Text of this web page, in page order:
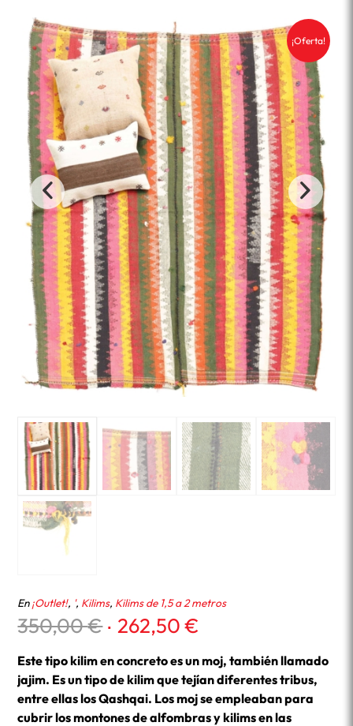
¡Oferta!
En¡Outlet!, ', Kilims, Kilims de 1,5 a 2 metros
350,00€El
precio
original
era:
350,00 €.
262,50€
actual
es:
262,50 €.
Este tipo kilim en concreto es un moj, también llamado
jajim. Es un tipo de kilim que tejían diferentes tribus,
entre ellas los Qashqai. Los moj se empleaban para
cubrir los montones de alfombras y kilims en las